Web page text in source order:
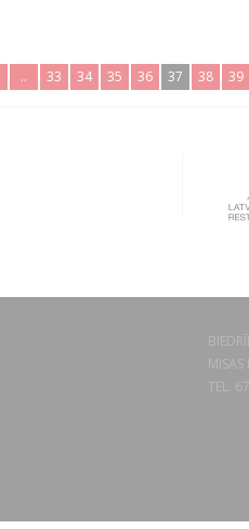
.. 33 34 35 36 37 38 39
TEL.